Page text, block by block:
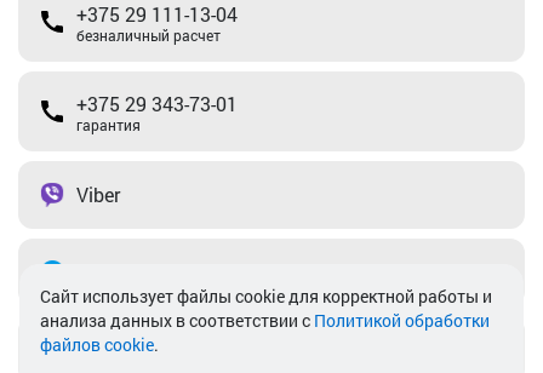
+375 29 111-13-04
безналичный расчет
+375 29 343-73-01
гарантия
Viber
info@akkamulik.by
Cайт использует файлы cookie для корректной работы и
анализа данных в соответствии с Политикой обработки
файлов cookie.